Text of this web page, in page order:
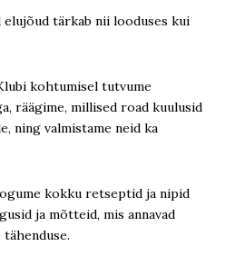
elujõud tärkab nii looduses kui
kohtumisel tutvume
räägime, millised road kuulusid
ning valmistame neid ka
kokku retseptid ja nipid
ja mõtteid, mis annavad